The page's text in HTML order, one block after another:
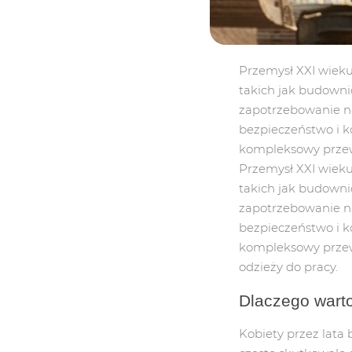
Przemysł XXI
takich jak
zapotrzebowanie
bezpieczeństwo i
kompleksowy
Przemysł XXI
takich jak
zapotrzebowanie
bezpieczeństwo i
kompleksowy
odzieży do pracy.
Dlaczego
Kobiety przez lata